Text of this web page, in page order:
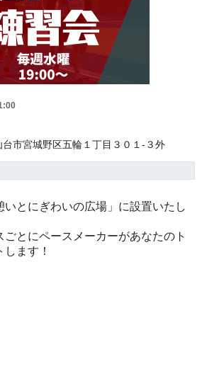
市宮城野区五輪１丁目３０１-３外
いとにぎわいの広場」に設置いたし
とにペースメーカーがあなたのト
ます！